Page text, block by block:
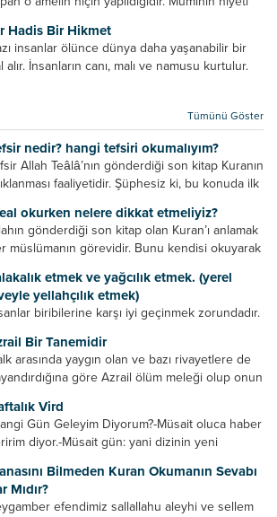
hiçbir değeri yoktur. Gösteriş için
ezanın hiçbir...
Hadis Bir Hikmet
insanlar ölünce dünya daha yaşanabilir bir
alır. İnsanların canı, malı ve namusu kurtulur.
Ağaçlar onun zulmünden kurtulur....
Tümünü Göster
nedir? hangi tefsiri okumalıyım?
Allah Teâlâ’nın gönderdiği son kitap Kuranın
faaliyetidir. Şüphesiz ki, bu konuda ilk
peygamber efendimize soruyor. O da
izah ediyor/tefsir ediyordu. “Biz sana...
okurken nelere dikkat etmeliyiz?
gönderdiği son kitap olan Kuran’ı anlamak
müslümanın görevidir. Bunu kendisi okuyarak
anlamaya çalışmalıdır. Meal nedir? Arapça
kelime olan meal;...
etmek ve yağcılık etmek. (yerel
yellahçılık etmek)
biribilerine karşı iyi geçinmek zorundadır.
gücü, nesep gücü, maddi güç, fiziki güç)
insanları ezebiliyor. Normal şartlarda elinde
güçler...
Bir Tanemidir
arasında yaygın olan ve bazı rivayetlere de
göre Azrail ölüm meleği olup onun
tek başına aynı anda binlerce insanın
Vird
Gün Geleyim Diyorum?-Müsait oluca haber
diyor.-Müsait gün: yani dizinin yeni
Haftalık Virdi HAFTALIK VİRD Pazartesi
Hangi VİRD var?20:00 Star TV –...
Bilmeden Kuran Okumanın Sevabı
Mıdır?
efendimiz sallallahu aleyhi ve sellem